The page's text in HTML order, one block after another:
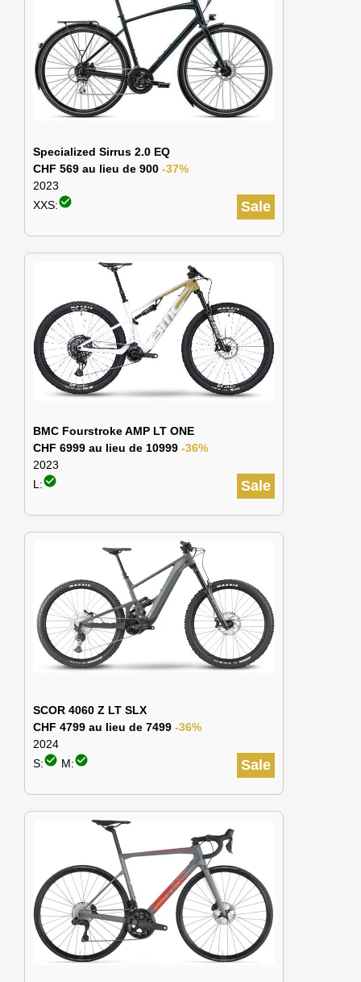
Specialized Sirrus 2.0 EQ
CHF 569 au lieu de 900 -37%
2023
Sale
XXS:check_circle
BMC Fourstroke AMP LT ONE
CHF 6999 au lieu de 10999 -36%
2023
Sale
L:check_circle
SCOR 4060 Z LT SLX
CHF 4799 au lieu de 7499 -36%
2024
Sale
S:check_circle M:check_circle